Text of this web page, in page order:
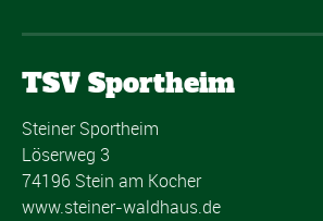
TSV Sportheim
Steiner Sportheim
Löserweg 3
74196 Stein am Kocher
www.steiner-waldhaus.de